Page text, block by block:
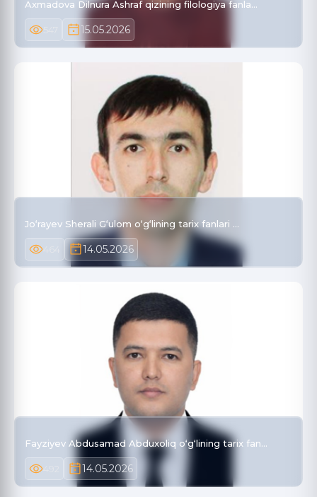
Axmadova Dilnura Ashraf qizining filologiya fanla…
15.05.2026
Jo‘rayev Sherali G‘ulom o‘g‘lining tarix fanlari …
14.05.2026
Fayziyev Abdusamad Abduxoliq o‘g‘lining tarix fan…
14.05.2026